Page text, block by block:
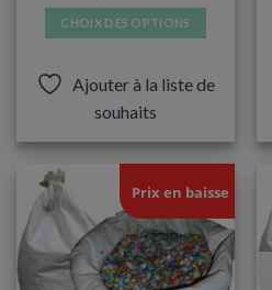
CHOIX DES OPTIONS
a
plusieurs
variations.
Les
options
peuvent
être
choisies
sur
Ajouter à la liste de
souhaits
Prix en baisse